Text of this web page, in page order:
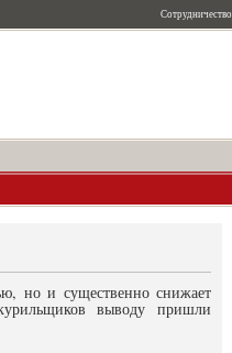
Сотрудничество
но и существенно снижает
выводу пришли